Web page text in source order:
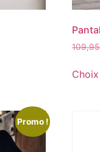
Promo !